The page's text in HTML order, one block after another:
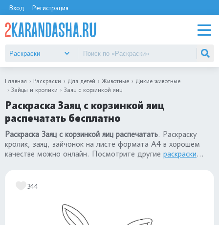
Вход Регистрация
Главная Раскраски Для детей Животные
Дикие животные
Зайцы и кролики
Заяц с корзинкой яиц
Раскраска Заяц с корзинкой яиц
распечатать бесплатно
Раскраска Заяц с корзинкой яиц распечатать. Раскраску
кролик, заяц, зайчонок на листе формата А4 в хорошем
качестве можно онлайн. Посмотрите другие раскраски
344